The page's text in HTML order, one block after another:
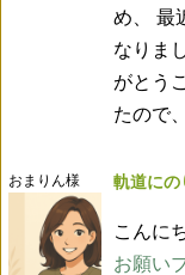
め、 最
なりま
がとう
たので
おまりん様 軌道にの
こんに
お願い